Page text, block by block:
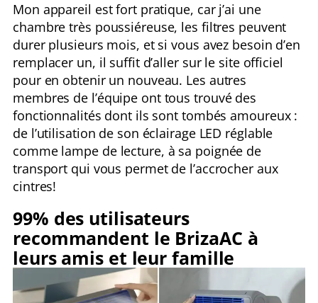
Mon appareil est fort pratique, car j’ai une
chambre très poussiéreuse, les filtres peuvent
durer plusieurs mois, et si vous avez besoin d’en
remplacer un, il suffit d’aller sur le site officiel
pour en obtenir un nouveau. Les autres
membres de l’équipe ont tous trouvé des
fonctionnalités dont ils sont tombés amoureux :
de l’utilisation de son éclairage LED réglable
comme lampe de lecture, à sa poignée de
transport qui vous permet de l’accrocher aux
cintres!
99% des utilisateurs
recommandent le BrizaAC à
leurs amis et leur famille